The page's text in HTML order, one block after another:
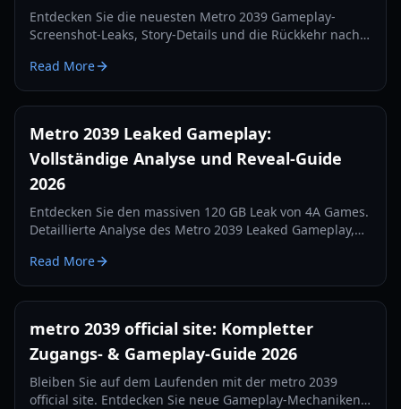
Entdecken Sie die neuesten Metro 2039 Gameplay-
Screenshot-Leaks, Story-Details und die Rückkehr nach
Games im Jahr 2026 wissen.
Read More
Metro 2039 Leaked Gameplay:
Vollständige Analyse und Reveal-Guide
2026
Entdecken Sie den massiven 120 GB Leak von 4A Games.
Detaillierte Analyse des Metro 2039 Leaked Gameplay,
Unreal Engine 5.
Read More
metro 2039 official site: Kompletter
Zugangs- & Gameplay-Guide 2026
Bleiben Sie auf dem Laufenden mit der metro 2039
official site. Entdecken Sie neue Gameplay-Mechaniken,